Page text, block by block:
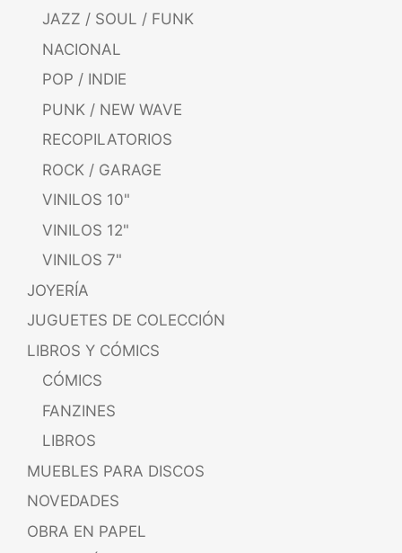
JAZZ / SOUL / FUNK
NACIONAL
POP / INDIE
PUNK / NEW WAVE
RECOPILATORIOS
ROCK / GARAGE
VINILOS 10"
VINILOS 12"
VINILOS 7"
JOYERÍA
JUGUETES DE COLECCIÓN
LIBROS Y CÓMICS
CÓMICS
FANZINES
LIBROS
MUEBLES PARA DISCOS
NOVEDADES
OBRA EN PAPEL